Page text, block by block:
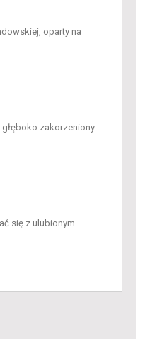
oparty na
zakorzeniony
się z ulubionym